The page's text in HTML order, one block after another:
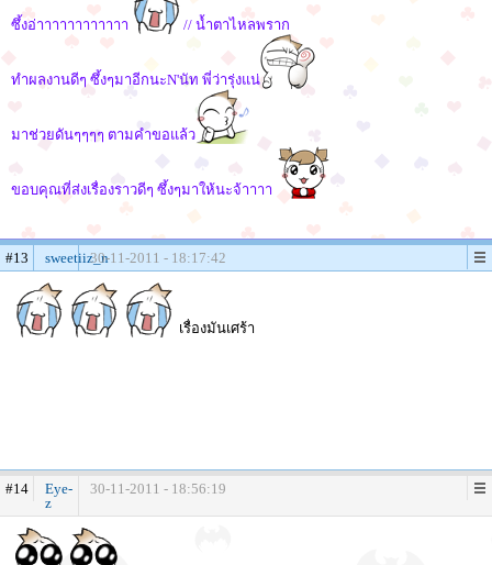
ซึ้งอ่าาาาาาาาาาาา // น้ำตาไหลพราก
ทำผลงานดีๆ ซึ้งๆมาอีกนะN'นัท พี่ว่ารุ่งแน่
มาช่วยดันๆๆๆๆ ตามคำขอแล้ว
ขอบคุณที่ส่งเรื่องราวดีๆ ซึ้งๆมาให้นะจ้าาาา
#13 sweetiiz_n30-11-2011 - 18:17:42
เรื่องมันเศร้า
#14
Eye-
z
30-11-2011 - 18:56:19